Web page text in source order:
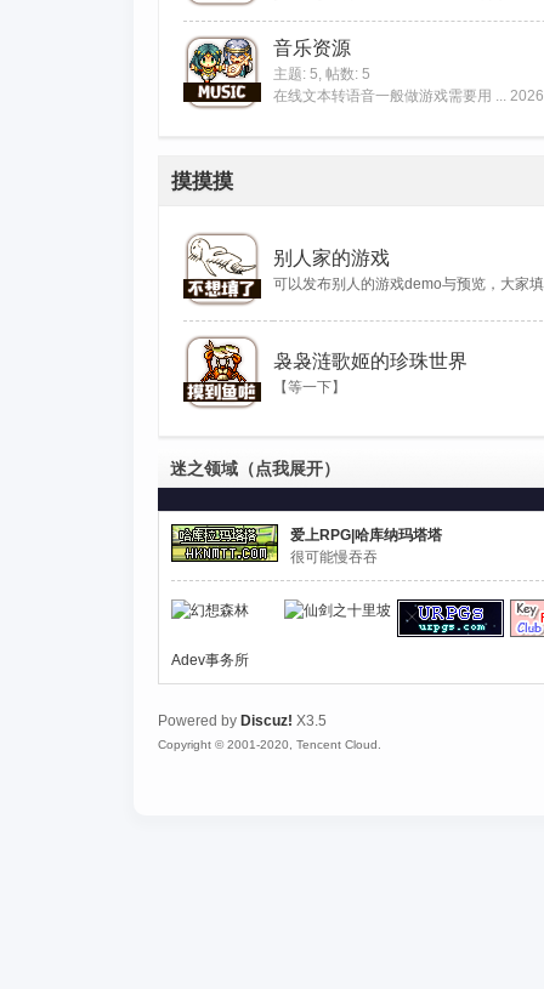
音乐资源
主题: 5, 帖数: 5
在线文本转语音一般做游戏需要用 ...
摸摸摸
别人家的游戏
可以发布别人的游戏demo与预览，大家
袅袅涟歌姬的珍珠世界
【等一下】
迷之领域 （点我展开）
爱上RPG|哈库纳玛塔塔
很可能慢吞吞
Adev事务所
Powered by Discuz! X3.5
Copyright © 2001-2020, Tencent Cloud.